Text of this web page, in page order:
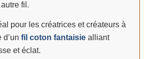
fil.
pour les créatrices et créateurs à
d’un fil coton fantaisiealliant
et éclat.